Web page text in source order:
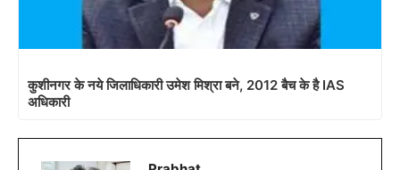
कुशीनगर के नये जिलाधिकारी उमेश मिश्रा बने, 2012 बैच के है IAS
अधिकारी